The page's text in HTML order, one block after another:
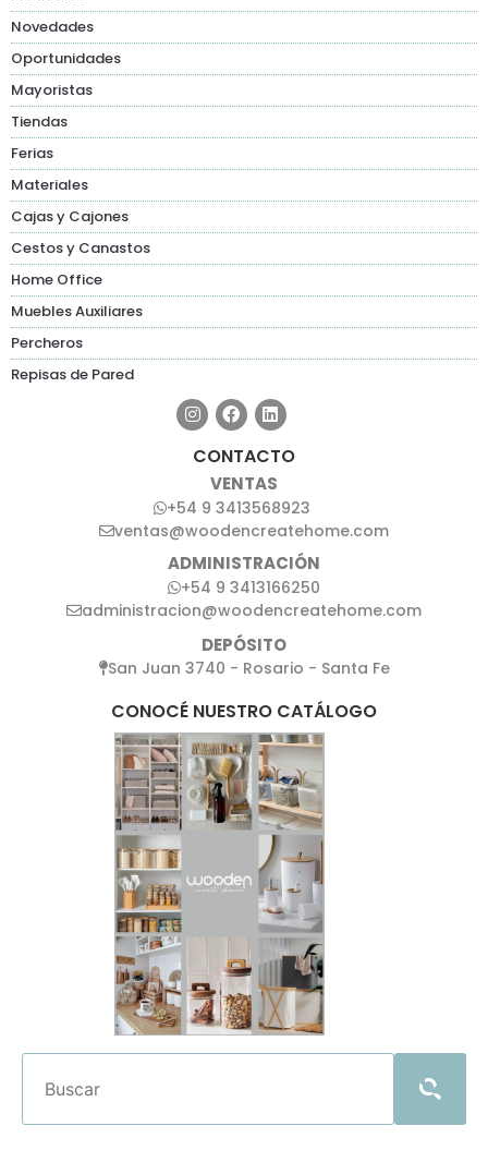
Novedades
Oportunidades
Mayoristas
Tiendas
Ferias
Materiales
Cajas y Cajones
Cestos y Canastos
Home Office
Muebles Auxiliares
Percheros
Repisas de Pared
CONTACTO
VENTAS
+54 9 3413568923
ventas@woodencreatehome.com
ADMINISTRACIÓN
+54 9 3413166250
administracion@woodencreatehome.com
DEPÓSITO
San Juan 3740 - Rosario - Santa Fe
CONOCÉ NUESTRO CATÁLOGO